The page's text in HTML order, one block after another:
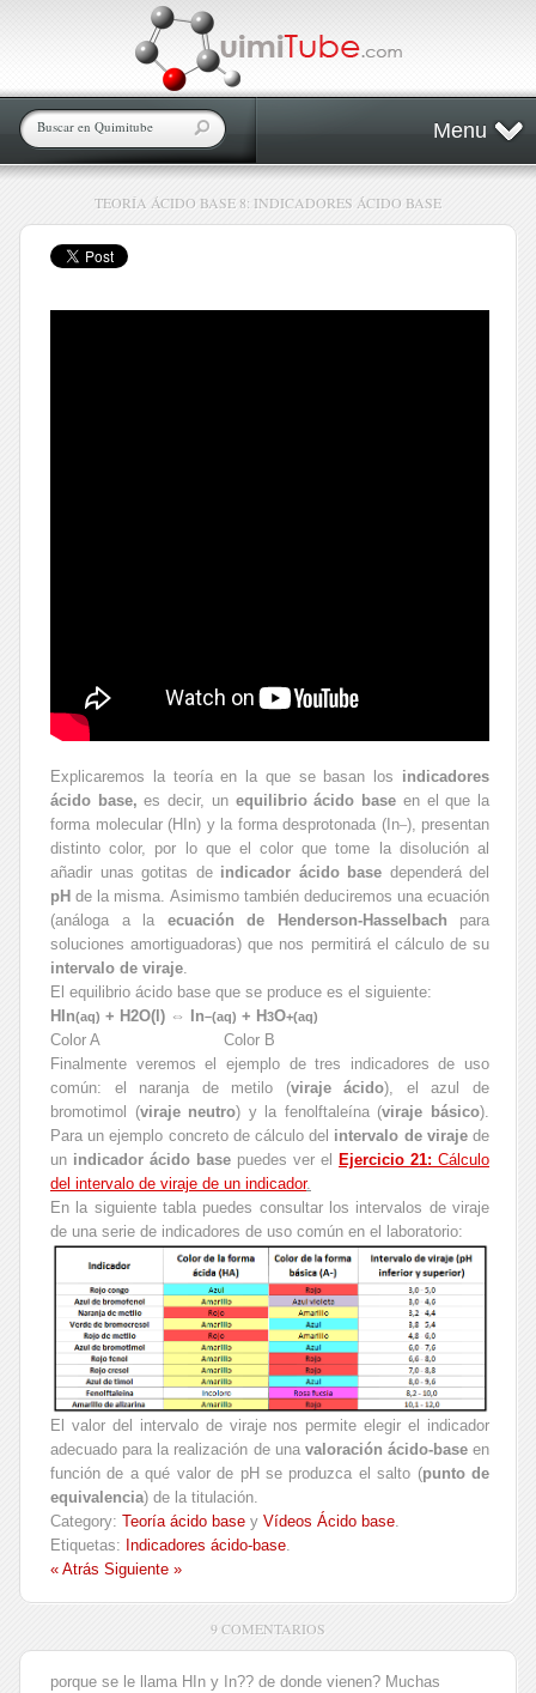
Menu
TEORÍA ÁCIDO BASE 8: INDICADORES ÁCIDO BASE
Explicaremos la teoría en la que se basan los indicadores
ácido base, es decir, un equilibrio ácido base en el que la
forma molecular (HIn) y la forma desprotonada (In–), presentan
distinto color, por lo que el color que tome la disolución al
añadir unas gotitas de indicador ácido base dependerá del
pH de la misma. Asimismo también deduciremos una ecuación
(análoga a la ecuación de Henderson-Hasselbach para
soluciones amortiguadoras) que nos permitirá el cálculo de su
intervalo de viraje.
El equilibrio ácido base que se produce es el siguiente:
HIn(aq) + H2O(l) ⇔ In–(aq) + H3O+(aq)
Color A Color B
Finalmente veremos el ejemplo de tres indicadores de uso
común: el naranja de metilo (viraje ácido), el azul de
bromotimol (viraje neutro) y la fenolftaleína (viraje básico).
Para un ejemplo concreto de cálculo del intervalo de virajede
un indicador ácido base puedes ver el Ejercicio 21: Cálculo
del intervalo de viraje de un indicador.
En la siguiente tabla puedes consultar los intervalos de viraje
de una serie de indicadores de uso común en el laboratorio:
El valor del intervalo de viraje nos permite elegir el indicador
adecuado para la realización de una valoración ácido-baseen
función de a qué valor de pH se produzca el salto (punto de
equivalencia) de la titulación.
Category: Teoría ácido base y Vídeos Ácido base.
Etiquetas: Indicadores ácido-base.
« Atrás Siguiente »
9 COMENTARIOS
porque se le llama HIn y In?? de donde vienen? Muchas